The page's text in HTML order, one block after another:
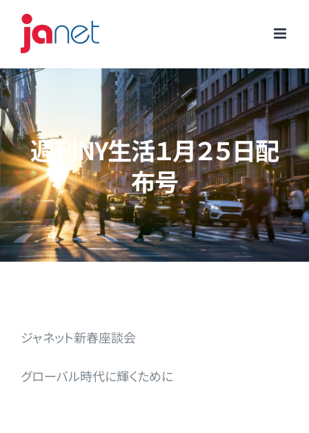
Skip
週刊NY生活１月２５日配
布号
ジャネット新春座談会
グローバル時代に輝くために